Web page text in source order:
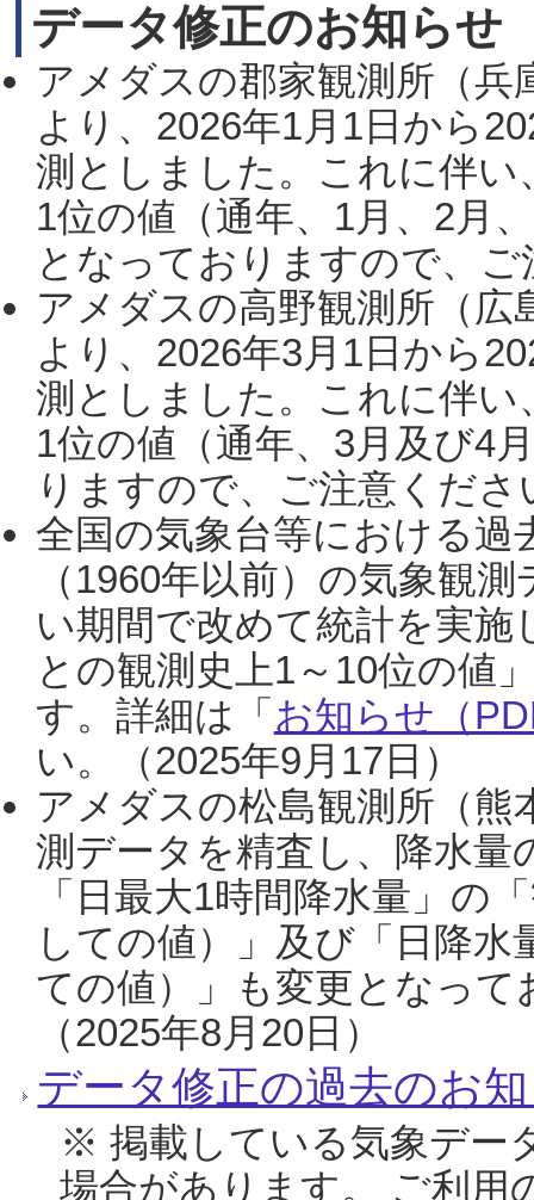
データ修正のお知らせ
アメダスの郡家観測所（
より、2026年1月1日から
測としました。これに伴い
1位の値（通年、1月、2月
となっておりますので、
アメダスの高野観測所（
より、2026年3月1日から
測としました。これに伴い
1位の値（通年、3月及び4
りますので、ご注意くだ
全国の気象台等における過
（1960年以前）の気象観
い期間で改めて統計を実
との観測史上1～10位の値
す。詳細は「 お知らせ（
い。（2025年9月17日）
アメダスの松島観測所（熊
測データを精査し、降水
「日最大1時間降水量」の
しての値）」及び「日降
ての値）」も変更となっ
（2025年8月20日）
データ修正の過去のお
※ 掲載している気象デー
場合があります。 ご利用